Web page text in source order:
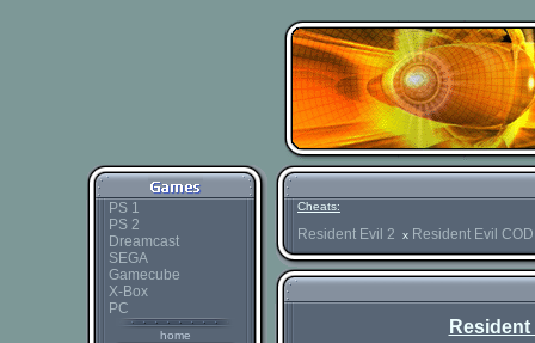
PS 1
PS 2
Dreamcast
SEGA
Gamecube
X-Box
PC
home
Cheats:
Resident Evil 2 x Resident Evil